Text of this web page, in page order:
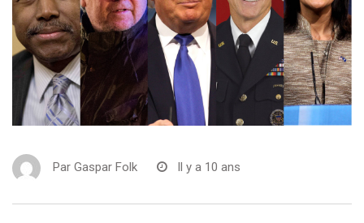
Par Gaspar Folk Il y a 10 ans